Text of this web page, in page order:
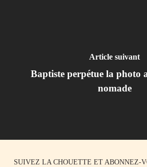
Article suivant
Baptiste perpétue la photo
nomade
SUIVEZ LA CHOUETTE ET ABONNEZ-